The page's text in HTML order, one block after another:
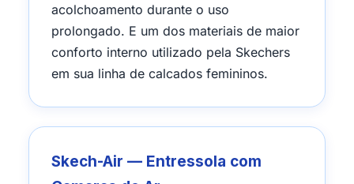
acolchoamento durante o uso
prolongado. E um dos materiais de maior
conforto interno utilizado pela Skechers
em sua linha de calcados femininos.
Skech-Air — Entressola com